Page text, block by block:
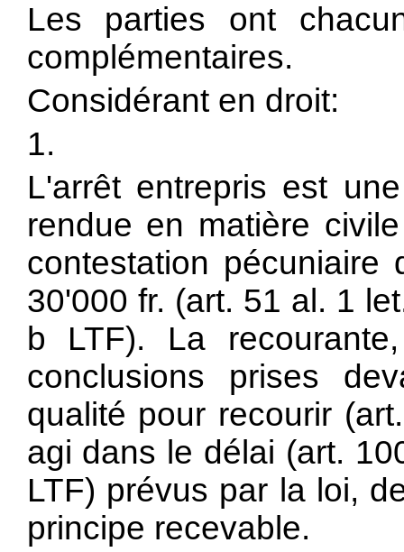
Les parties ont
complémentaires.
Considérant en droit:
1.
L'arrêt entrepris est
rendue en matière
contestation pécuniaire
30'000 fr. (art. 51 al. 1
b LTF). La
conclusions prises
qualité pour recourir (
agi dans le délai (art.
LTF) prévus par la loi,
principe recevable.